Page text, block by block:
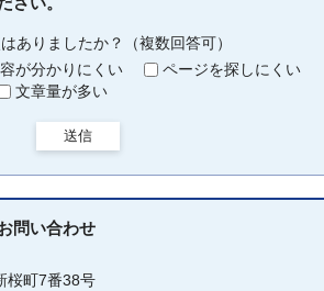
ありましたか？（複数回答可）
が分かりにくい
ページを探しにくい
文章量が多い
送信
問い合わせ
桜町7番38号